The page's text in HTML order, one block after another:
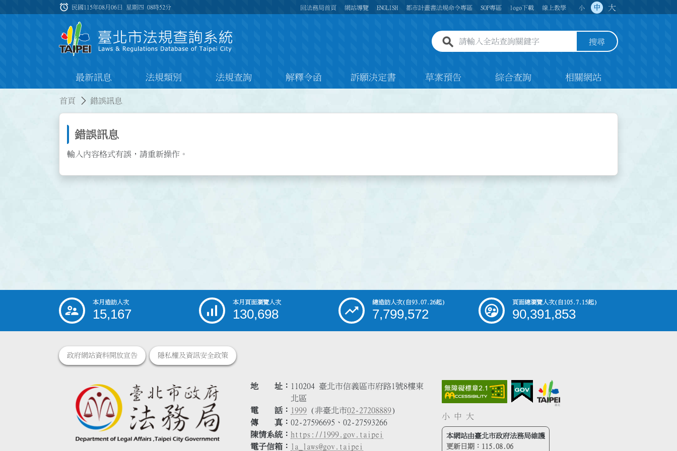
:::
alarm 民國115年08月06日 星期四08時52分 回法務局首頁 網站導覽 ENGLISH 都市計畫書法規命令專區 SOP專區 logo下載 線上教學 小 中 大
全站查詢關鍵字欄位 搜尋
最新訊息 法規類別 法規查詢 解釋令函 訴願決定書 草案預告 綜合查詢 相關網站
首頁 錯誤訊息
錯誤訊息
輸入內容格式有誤，請重新操作。
::: 本月造訪人次
15,167
本月頁面瀏覽人次
130,698
總造訪人次(自93.07.26起)
7,799,572
頁面總瀏覽人次(自105.7.15起)
90,391,853
政府網站資料開放宣告 隱私權及資訊安全政策
地 址
110204 臺北市信義區市府路1號8樓東
北區
電 話
1999 (非臺北市02-27208889)
傳 真
02-27596695、02-27593266
陳情系統
https://1999.gov.taipei
電子信箱
la_laws@gov.taipei
小 中 大
本網站由臺北市政府法務局維護
更新日期： 115.08.06